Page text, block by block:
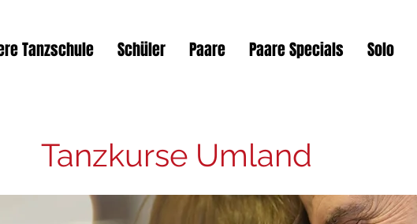
Tanzschule Schüler Paare Paare Specials Solo
Tanzkurse Umland